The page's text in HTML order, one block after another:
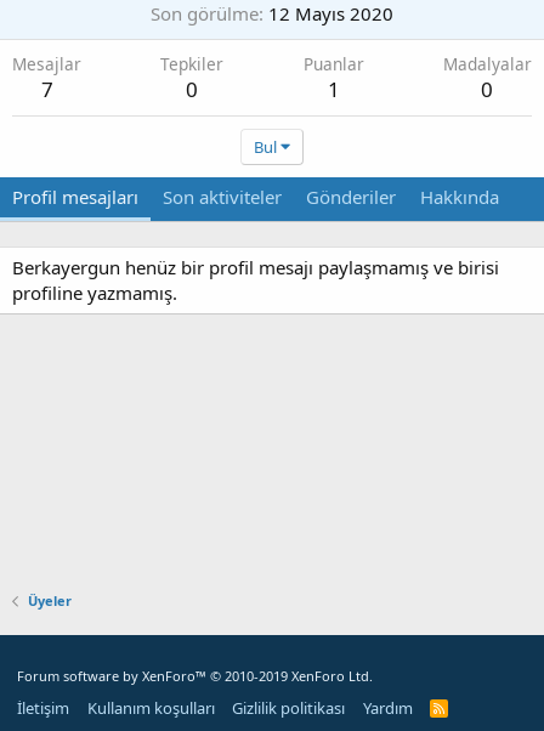
Son görülme 12 Mayıs 2020
Mesajlar
7
Tepkiler
0
Puanlar
1
Madalyalar
0
Bul
Profil mesajları Son aktiviteler Gönderiler Hakkında
Berkayergun henüz bir profil mesajı paylaşmamış ve birisi
profiline yazmamış.
Üyeler
Forum software by XenForo™ © 2010-2019 XenForo Ltd.
İletişim Kullanım koşulları Gizlilik politikası Yardım
R